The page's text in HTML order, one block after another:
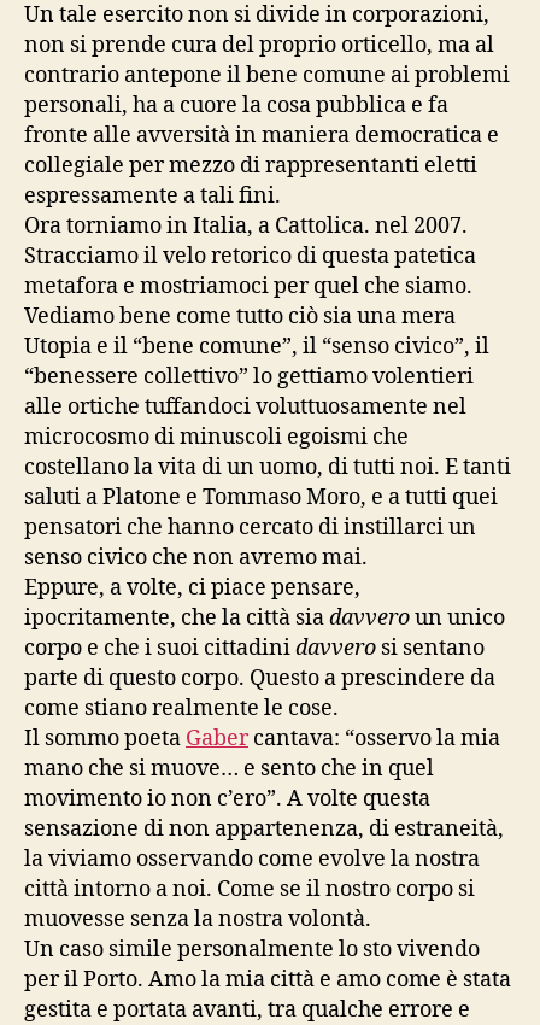
Un tale esercito non si divide in corporazioni,
non si prende cura del proprio orticello, ma al
contrario antepone il bene comune ai problemi
personali, ha a cuore la cosa pubblica e fa
fronte alle avversità in maniera democratica e
collegiale per mezzo di rappresentanti eletti
espressamente a tali fini.
Ora torniamo in Italia, a Cattolica. nel 2007.
Stracciamo il velo retorico di questa patetica
metafora e mostriamoci per quel che siamo.
Vediamo bene come tutto ciò sia una mera
Utopia e il “bene comune”, il “senso civico”, il
“benessere collettivo” lo gettiamo volentieri
alle ortiche tuffandoci voluttuosamente nel
microcosmo di minuscoli egoismi che
costellano la vita di un uomo, di tutti noi. E tanti
saluti a Platone e Tommaso Moro, e a tutti quei
pensatori che hanno cercato di instillarci un
senso civico che non avremo mai.
Eppure, a volte, ci piace pensare,
ipocritamente, che la città siadavveroun unico
corpo e che i suoi cittadinidavvero si sentano
parte di questo corpo. Questo a prescindere da
come stiano realmente le cose.
Il sommo poeta Gabercantava: “osservo la mia
mano che si muove… e sento che in quel
movimento io non c’ero”. A volte questa
sensazione di non appartenenza, di estraneità,
la viviamo osservando come evolve la nostra
città intorno a noi. Come se il nostro corpo si
muovesse senza la nostra volontà.
Un caso simile personalmente lo sto vivendo
per il Porto. Amo la mia città e amo come è stata
gestita e portata avanti, tra qualche errore e